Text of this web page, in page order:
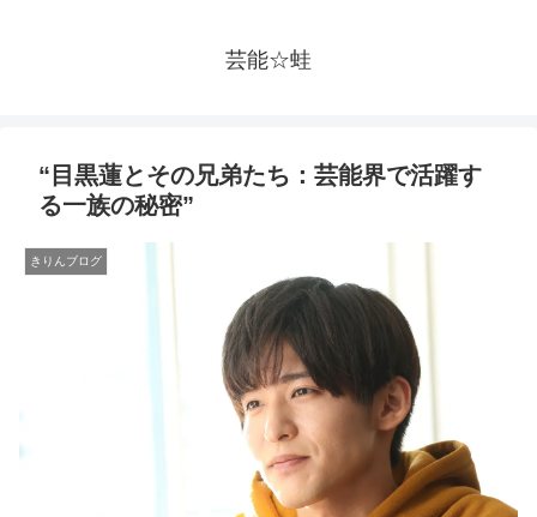
芸能☆蛙
“目黒蓮とその兄弟たち：芸能界で活躍す
る一族の秘密”
きりんブログ